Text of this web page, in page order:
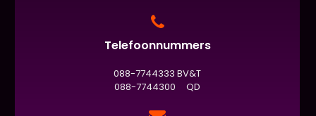
Telefoonnummers
088-7744333 BV&T
088-7744300 QD